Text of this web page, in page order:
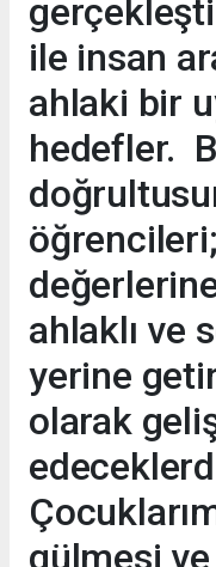
ile insan
ahlaki bir
hedefler.
ahlaklı ve
yerine
olarak
gülmesi